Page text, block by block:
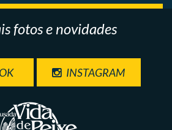
fotos e novidades
INSTAGRAM